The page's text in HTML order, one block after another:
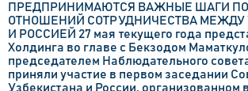
ПРЕДПРИНИМАЮТСЯ ВАЖНЫЕ ШАГИ
ОТНОШЕНИЙ СОТРУДНИЧЕСТВА МЕЖДУ
И РОССИЕЙ 27 мая текущего года
Холдинга во главе с Бекзодом
председателем Наблюдательного
приняли участие в первом заседании
Узбекистана и России, организованном